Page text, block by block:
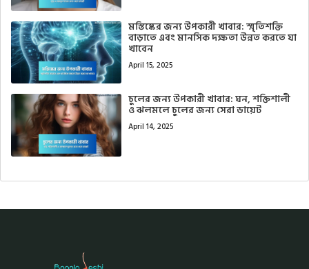
মস্তিষ্কের জন্য উপকারী খাবার: স্মৃতিশক্তি
বাড়াতে এবং মানসিক দক্ষতা উন্নত করতে যা
খাবেন
April 15, 2025
চুলের জন্য উপকারী খাবার: ঘন, শক্তিশালী
ও ঝলমলে চুলের জন্য সেরা ডায়েট
April 14, 2025